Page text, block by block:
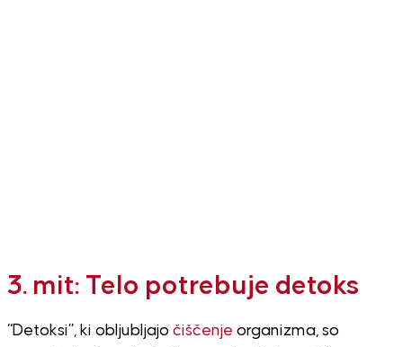
3. mit: Telo potrebuje detoks
“Detoksi”, ki obljubljajo čiščenje organizma, so